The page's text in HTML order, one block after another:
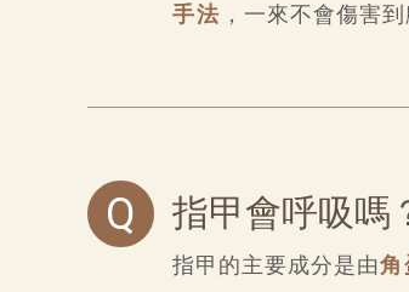
手法 ，一來不會傷害
Q 指甲會呼吸嗎
指甲的主要成分是由角